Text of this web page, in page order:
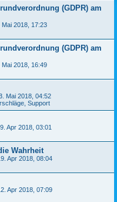
(GDPR) am
Mai 2018, 17:23
(GDPR) am
Mai 2018, 16:49
Mai 2018, 04:52
Support
Apr 2018, 03:01
Wahrheit
Apr 2018, 08:04
Apr 2018, 07:09